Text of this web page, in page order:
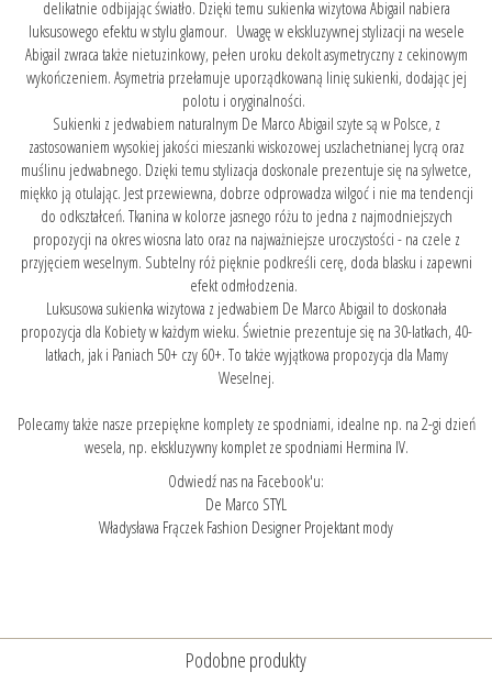
delikatnie odbijając światło. Dzięki temu sukienka wizytowa Abigail nabiera
luksusowego efektu w stylu glamour. Uwagę w ekskluzywnej stylizacji na wesele
Abigail zwraca także nietuzinkowy, pełen uroku dekolt asymetryczny z cekinowym
wykończeniem. Asymetria przełamuje uporządkowaną linię sukienki, dodając jej
polotu i oryginalności.
Sukienki z jedwabiem naturalnym De Marco Abigail szyte są w Polsce, z
zastosowaniem wysokiej jakości mieszanki wiskozowej uszlachetnianej lycrą oraz
muślinu jedwabnego. Dzięki temu stylizacja doskonale prezentuje się na sylwetce,
miękko ją otulając. Jest przewiewna, dobrze odprowadza wilgoć i nie ma tendencji
do odkształceń. Tkanina w kolorze jasnego różu to jedna z najmodniejszych
propozycji na okres wiosna lato oraz na najważniejsze uroczystości - na czele z
przyjęciem weselnym. Subtelny róż pięknie podkreśli cerę, doda blasku i zapewni
efekt odmłodzenia.
Luksusowa sukienka wizytowa z jedwabiem De Marco Abigail to doskonała
propozycja dla Kobiety w każdym wieku. Świetnie prezentuje się na 30-latkach, 40-
latkach, jak i Paniach 50+ czy 60+. To także wyjątkowa propozycja dla Mamy
Weselnej.
Polecamy także nasze przepiękne komplety ze spodniami, idealne np. na 2-gi dzień
wesela, np. ekskluzywny komplet ze spodniami Hermina IV.
Odwiedź nas na Facebook'u:
De Marco STYL
Władysława Frączek Fashion Designer Projektant mody
Podobne produkty